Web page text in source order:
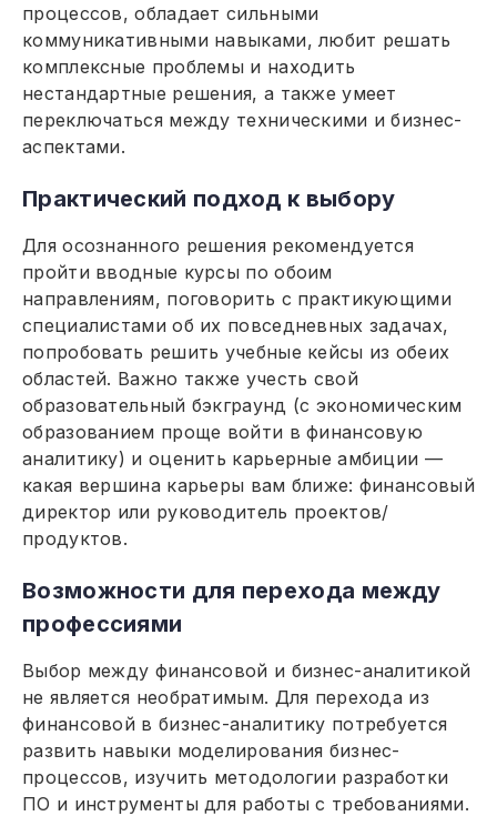
процессов, обладает сильными
коммуникативными навыками, любит решать
комплексные проблемы и находить
нестандартные решения, а также умеет
переключаться между техническими и бизнес-
аспектами.
Практический подход к выбору
Для осознанного решения рекомендуется
пройти вводные курсы по обоим
направлениям, поговорить с практикующими
специалистами об их повседневных задачах,
попробовать решить учебные кейсы из обеих
областей. Важно также учесть свой
образовательный бэкграунд (с экономическим
образованием проще войти в финансовую
аналитику) и оценить карьерные амбиции —
какая вершина карьеры вам ближе: финансовый
директор или руководитель проектов/
продуктов.
Возможности для перехода между
профессиями
Выбор между финансовой и бизнес-аналитикой
не является необратимым. Для перехода из
финансовой в бизнес-аналитику потребуется
развить навыки моделирования бизнес-
процессов, изучить методологии разработки
ПО и инструменты для работы с требованиями.